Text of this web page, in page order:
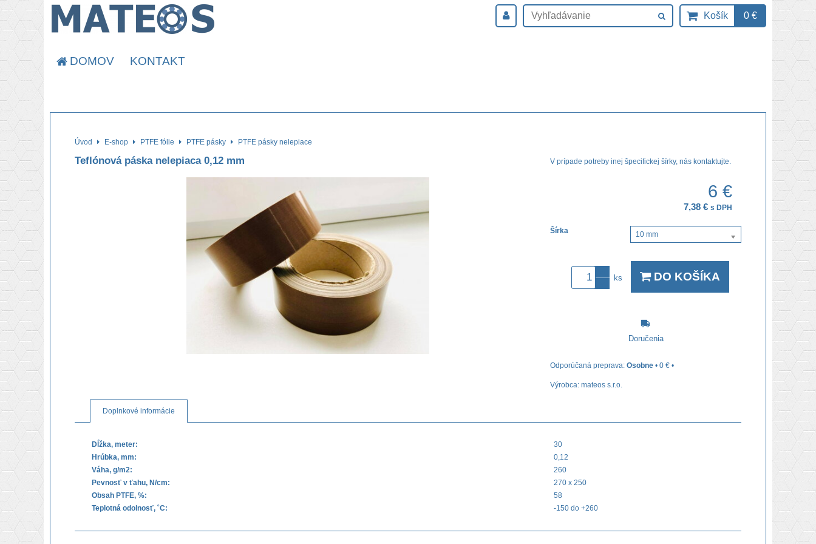
Košík 0 €
DOMOV KONTAKT
Úvod E-shop PTFE fólie PTFE pásky PTFE pásky nelepiace
Teflónová páska nelepiaca 0,12 mm V prípade potreby inej špecifickej šírky, nás kontaktujte.
6 €
7,38 € s DPH
Šírka 10 mm
ks DO KOŠÍKA
Doručenia
Osobne • 0 € •
Výrobca: mateos s.r.o.
Doplnkové informácie
Dĺžka, meter:
30
Hrúbka, mm:
0,12
Váha, g/m2:
260
Pevnosť v ťahu, N/cm:
270 x 250
Obsah PTFE, %:
58
Teplotná odolnosť, ˚C:
-150 do +260